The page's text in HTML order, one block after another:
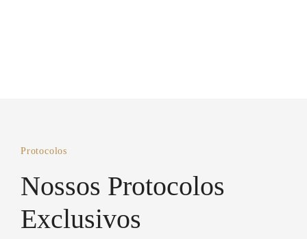
Protocolos
Nossos Protocolos
Exclusivos